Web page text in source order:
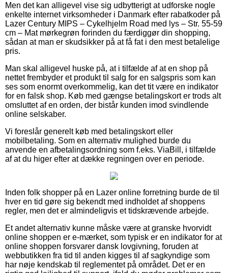
Men det kan alligevel vise sig udbytterigt at udforske nogle
enkelte internet virksomheder i Danmark efter rabatkoder på
Lazer Century MIPS – Cykelhjelm Road med lys – Str. 55-59
cm – Mat mørkegrøn forinden du færdiggør din shopping,
sådan at man er skudsikker på at få fat i den mest betalelige
pris.
Man skal alligevel huske på, at i tilfælde af at en shop på
nettet frembyder et produkt til salg for en salgspris som kan
ses som enormt overkommelig, kan det tit være en indikator
for en falsk shop. Køb med gængse betalingskort er trods alt
omsluttet af en orden, der bistår kunden imod svindlende
online selskaber.
Vi foreslår generelt køb med betalingskort eller
mobilbetaling. Som en alternativ mulighed burde du
anvende en afbetalingsordning som f.eks. ViaBill, i tilfælde
af at du higer efter at dække regningen over en periode.
Inden folk shopper på en Lazer online forretning burde de til
hver en tid gøre sig bekendt med indholdet af shoppens
regler, men det er almindeligvis et tidskrævende arbejde.
Et andet alternativ kunne måske være at granske hvorvidt
online shoppen er e-mærket, som typisk er en indikator for at
online shoppen forsvarer dansk lovgivning, foruden at
webbutikken fra tid til anden kigges til af sagkyndige som
har nøje kendskab til reglementet på området. Det er en